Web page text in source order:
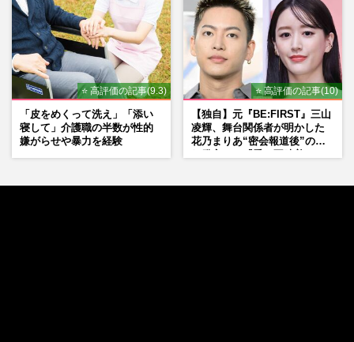
⭐ 高評価の記事(9.3)
「皮をめくって洗え」「添い
寝して」介護職の半数が性的
嫌がらせや暴力を経験
⭐ 高評価の記事(10)
【独自】元『BE:FIRST』三山
凌輝、舞台関係者が明かした
花乃まりあ“密会報道後”の呆